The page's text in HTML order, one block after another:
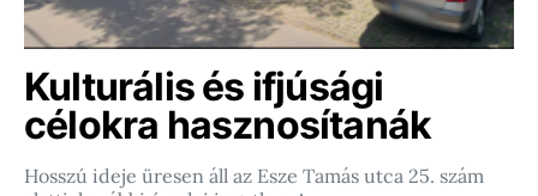
Kulturális és ifjúsági
célokra hasznosítanák
Hosszú ideje üresen áll az Esze Tamás utca 25. szám